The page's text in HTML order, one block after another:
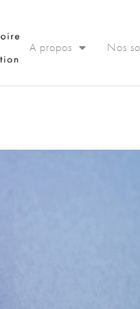
A propos Nos